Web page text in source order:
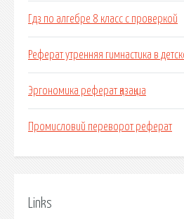
Гдз по алгебре 8 класс с проверкой
Реферат утренняя гимнастика в
Эргономика реферат қазақша
Промисловий переворот реферат
Links